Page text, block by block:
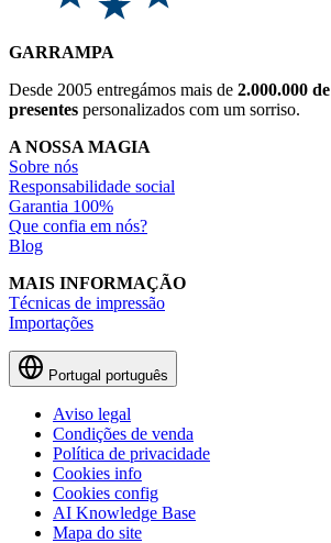
GARRAMPA
Desde 2005 entregámos mais de 2.000.000 de
presentes personalizados com um sorriso.
A NOSSA MAGIA
Sobre nós
Responsabilidade social
Garantia 100%
Que confia em nós?
Blog
MAIS INFORMAÇÃO
Técnicas de impressão
Importações
Portugal português
Aviso legal
Condições de venda
Política de privacidade
Cookies info
Cookies config
AI Knowledge Base
Mapa do site